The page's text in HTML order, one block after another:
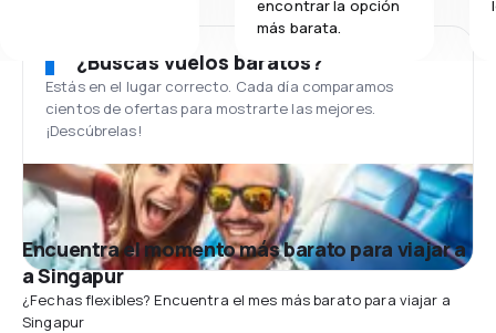
encontrar la opción
más barata.
¿Buscas vuelos baratos?
Estás en el lugar correcto. Cada día comparamos
cientos de ofertas para mostrarte las mejores.
¡Descúbrelas!
Encuentra el momento más barato para viajar a
a Singapur
¿Fechas flexibles? Encuentra el mes más barato para viajar a
Singapur